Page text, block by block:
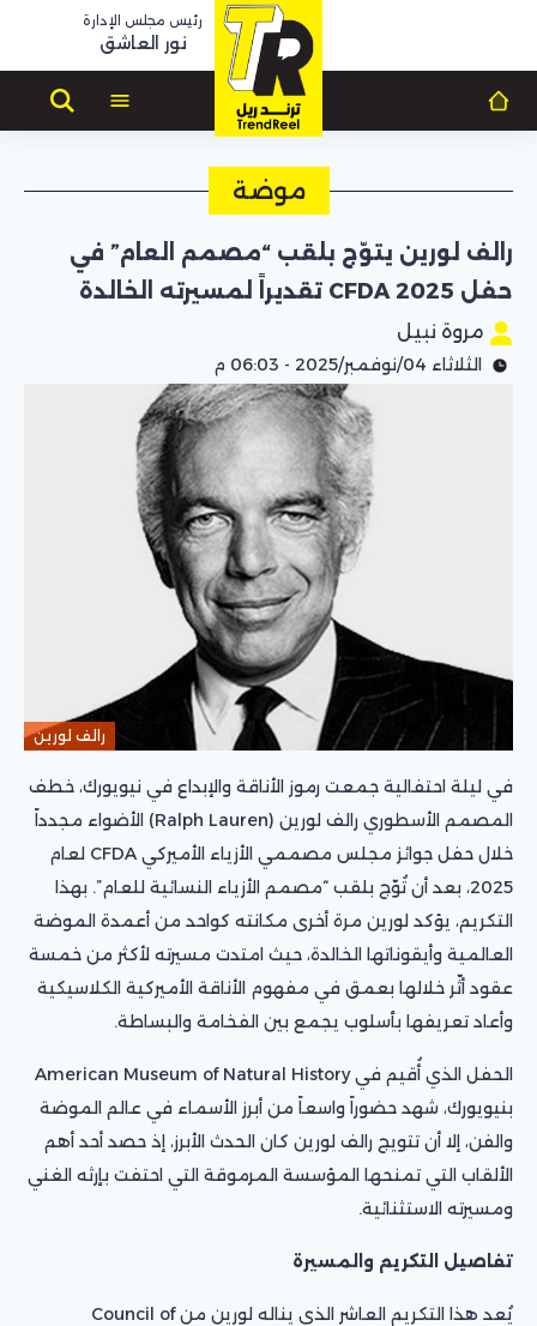
رئيس مجلس الإدارة
نور العاشق
موضة
رالف لورين يتوّج بلقب “مصمم العام” في
حفل CFDA 2025 تقديراً لمسيرته الخالدة
مروة نبيل
الثلاثاء 04/نوفمبر/2025 - 06:03 م
رالف لورين
في ليلة احتفالية جمعت رموز الأناقة والإبداع في نيويورك، خطف
المصمم الأسطوري رالف لورين (Ralph Lauren) الأضواء مجدداً
خلال حفل جوائز مجلس مصممي الأزياء الأميركي CFDA لعام
2025، بعد أن تُوّج بلقب “مصمم الأزياء النسائية للعام”. بهذا
التكريم، يؤكد لورين مرة أخرى مكانته كواحد من أعمدة الموضة
العالمية وأيقوناتها الخالدة، حيث امتدت مسيرته لأكثر من خمسة
عقود أثّر خلالها بعمق في مفهوم الأناقة الأميركية الكلاسيكية
وأعاد تعريفها بأسلوب يجمع بين الفخامة والبساطة.
الحفل الذي أُقيم في American Museum of Natural History
بنيويورك، شهد حضوراً واسعاً من أبرز الأسماء في عالم الموضة
والفن، إلا أن تتويج رالف لورين كان الحدث الأبرز، إذ حصد أحد أهم
الألقاب التي تمنحها المؤسسة المرموقة التي احتفت بإرثه الغني
ومسيرته الاستثنائية.
تفاصيل التكريم والمسيرة
يُعد هذا التكريم العاشر الذي يناله لورين من Council of